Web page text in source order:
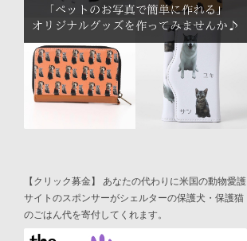
【クリック募金】 あなたの代わりに米国の動物愛護
サイトのスポンサーがシェルターの保護犬・保護猫
のごはん代を寄付してくれます。